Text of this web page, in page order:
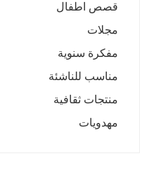
قصص اطفال
مجلات
مفكرة سنوية
مناسب للناشئة
منتجات ثقافية
مهدويات